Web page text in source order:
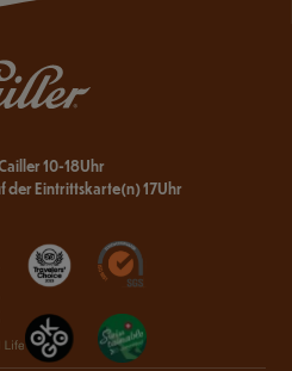
10-18Uhr
der Eintrittskarte(n) 17Uhr